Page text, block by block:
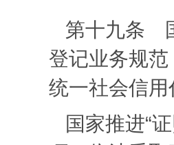
第十九条
登记业务规
统一社会信
国家推进“